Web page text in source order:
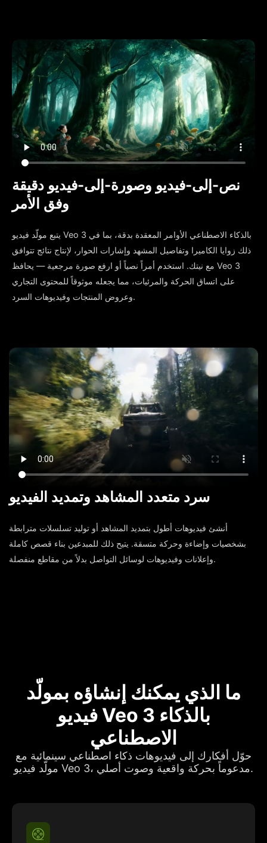
نص-إلى-فيديو وصورة-إلى-فيديو دقيقة
وفق الأمر
يتبع مولّد فيديو Veo 3 بالذكاء الاصطناعي الأوامر المعقدة بدقة، بما في
ذلك زوايا الكاميرا وتفاصيل المشهد وإشارات الحوار، لإنتاج نتائج تتوافق
مع نيتك. استخدم أمراً نصياً أو ارفع صورة مرجعية — يحافظ Veo 3
على اتساق الحركة والمرئيات، مما يجعله موثوقاً للمحتوى التجاري
وعروض المنتجات وفيديوهات السرد.
سرد متعدد المشاهد وتمديد الفيديو
أنشئ فيديوهات أطول بتمديد المشاهد أو توليد تسلسلات مترابطة
بشخصيات وإضاءة وحركة متسقة. يتيح ذلك للمبدعين بناء قصص كاملة
وإعلانات وفيديوهات لوسائل التواصل بدلاً من مقاطع منفصلة.
ما الذي يمكنك إنشاؤه بمولّد
فيديو Veo 3 بالذكاء
الاصطناعي
حوّل أفكارك إلى فيديوهات ذكاء اصطناعي سينمائية مع
مولّد فيديو Veo 3، مدعوماً بحركة واقعية وصوت أصلي.